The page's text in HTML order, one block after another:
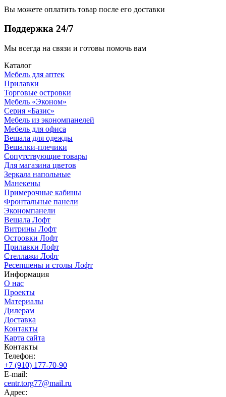
Вы можете оплатить товар после его доставки
Поддержка 24/7
Мы всегда на связи и готовы помочь вам
Каталог
Мебель для аптек
Прилавки
Торговые островки
Мебель «Эконом»
Серия «Базис»
Мебель из экономпанелей
Мебель для офиса
Вешала для одежды
Вешалки-плечики
Сопутствующие товары
Для магазина цветов
Зеркала напольные
Манекены
Примерочные кабины
Фронтальные панели
Экономпанели
Вешала Лофт
Витрины Лофт
Островки Лофт
Прилавки Лофт
Стеллажи Лофт
Ресепшены и столы Лофт
Информация
О нас
Проекты
Материалы
Дилерам
Доставка
Контакты
Карта сайта
Контакты
Телефон:
+7 (910) 177-70-90
E-mail:
centr.torg77@mail.ru
Адрес: